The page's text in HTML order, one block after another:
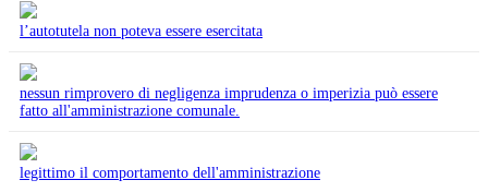
l’autotutela non poteva essere esercitata
nessun rimprovero di negligenza imprudenza o imperizia può essere
fatto all'amministrazione comunale.
legittimo il comportamento dell'amministrazione